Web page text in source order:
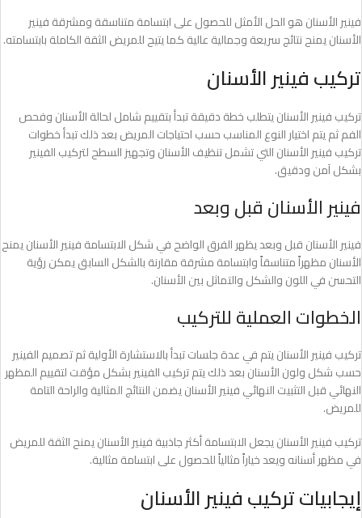
فينير الأسنان هو الحل الأمثل للحصول على ابتسامة متناسقة ومشرقة فينير
الأسنان يمنح نتائج سريعة وجمالية عالية كما يتيح للمريض الثقة الكاملة بابتسامته.
تركيب فينير الأسنان
تركيب فينير الأسنان يتطلب خطة دقيقة تبدأ بتقييم شامل لحالة الأسنان وفحص
الفم ثم يتم اختيار النوع المناسب حسب احتياجات المريض بعد ذلك تبدأ خطوات
تركيب فينير الأسنان التي تشمل تنظيف الأسنان وتجهيز السطح لتركيب الفينير
بشكل آمن ودقيق.
فينير الأسنان قبل وبعد
فينير الأسنان قبل وبعد يظهر الفرق الواضح في شكل الابتسامة فينير الأسنان يمنح
الأسنان مظهراً متناسقاً وابتسامة مشرقة مقارنة بالشكل السابق يمكن رؤية
التحسن في اللون والشكل والتماثل بين الأسنان.
الخطوات العملية للتركيب
تركيب فينير الأسنان يتم في عدة جلسات تبدأ بالاستشارة الأولية ثم تصميم الفينير
حسب شكل ولون الأسنان بعد ذلك يتم تركيب الفينير بشكل مؤقت لتقييم المظهر
النهائي قبل التثبيت النهائي فينير الأسنان يضمن النتائج المثالية والراحة التامة
للمريض.
تركيب فينير الأسنان يجعل الابتسامة أكثر جاذبية فينير الأسنان يمنح الثقة للمريض
في مظهر أسنانه ويعد خياراً مثالياً للحصول على ابتسامة مثالية.
إيجابيات تركيب فينير الأسنان